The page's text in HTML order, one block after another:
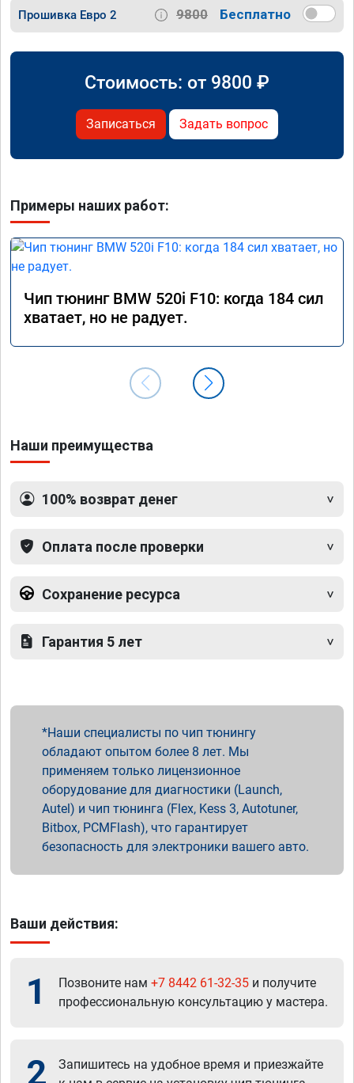
Прошивка Евро 2 9800 Бесплатно
Стоимость: от 9800 ₽
Записаться Задать вопрос
Примеры наших работ:
Чип тюнинг BMW 520i F10: когда 184 сил
хватает, но не радует.
Наши преимущества
100% возврат денег
Оплата после проверки
Сохранение ресурса
Гарантия 5 лет
Наши специалисты по чип тюнингу
обладают опытом более 8 лет. Мы
применяем только лицензионное
оборудование для диагностики (Launch,
Autel) и чип тюнинга (Flex, Kess 3, Autotuner,
Bitbox, PCMFlash), что гарантирует
безопасность для электроники вашего авто.
Ваши действия:
1 Позвоните нам +7 8442 61-32-35 и получите
профессиональную консультацию у мастера.
2
Запишитесь на удобное время и приезжайте